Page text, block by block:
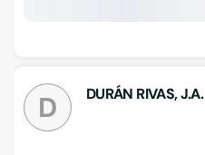
D DURÁN RIVAS, J.A.